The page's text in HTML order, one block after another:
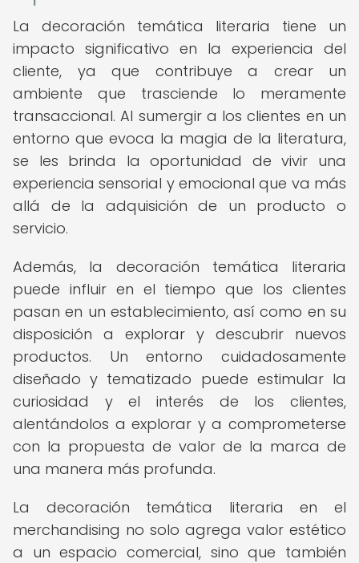
La decoración temática literaria tiene un
impacto significativo en la experiencia del
cliente, ya que contribuye a crear un
ambiente que trasciende lo meramente
transaccional. Al sumergir a los clientes en un
entorno que evoca la magia de la literatura,
se les brinda la oportunidad de vivir una
experiencia sensorial y emocional que va más
allá de la adquisición de un producto o
servicio.
Además, la decoración temática literaria
puede influir en el tiempo que los clientes
pasan en un establecimiento, así como en su
disposición a explorar y descubrir nuevos
productos. Un entorno cuidadosamente
diseñado y tematizado puede estimular la
curiosidad y el interés de los clientes,
alentándolos a explorar y a comprometerse
con la propuesta de valor de la marca de
una manera más profunda.
La decoración temática literaria en el
merchandising no solo agrega valor estético
a un espacio comercial, sino que también